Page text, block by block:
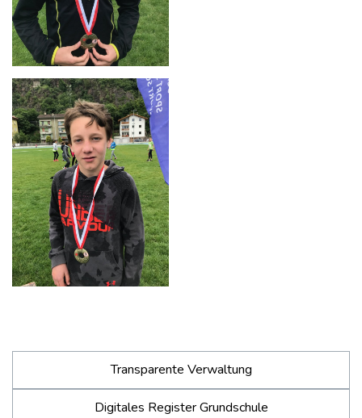
Transparente Verwaltung
Digitales Register Grundschule